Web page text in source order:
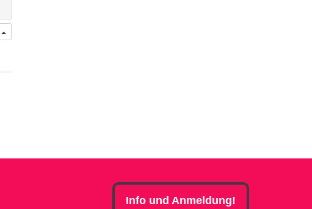
Info und Anmeldung!